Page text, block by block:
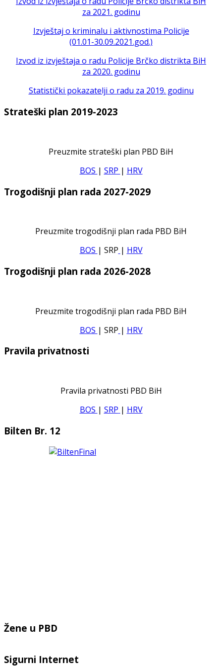
za 2021. godinu
Izvještaj o kriminalu i aktivnostima Policije
(01.01-30.09.2021.god.)
Izvod iz izvještaja o radu Policije Brčko distrikta BiH
za 2020. godinu
Statistički pokazatelji o radu za 2019. godinu
Strateški plan 2019-2023
Preuzmite strateški plan PBD BiH
BOS | SRP | HRV
Trogodišnji plan rada 2027-2029
Preuzmite trogodišnji plan rada PBD BiH
BOS | SRP | HRV
Trogodišnji plan rada 2026-2028
Preuzmite trogodišnji plan rada PBD BiH
BOS | SRP | HRV
Pravila privatnosti
Pravila privatnosti PBD BiH
BOS | SRP | HRV
Bilten Br. 12
Žene u PBD
Sigurni Internet